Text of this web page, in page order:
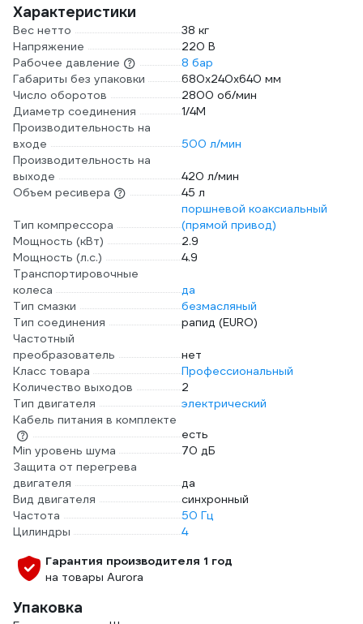
Характеристики
Вес нетто
38 кг
Напряжение
220 В
Рабочее давление
8 бар
Габариты без упаковки
680х240х640 мм
Число оборотов
2800 об/мин
Диаметр соединения
1/4М
Производительность на
входе
500 л/мин
Производительность на
выходе
420 л/мин
Объем ресивера
45 л
Тип компрессора
поршневой коаксиальный
(прямой привод)
Мощность (кВт)
2.9
Мощность (л.с.)
4.9
Транспортировочные
колеса
да
Тип смазки
безмасляный
Тип соединения
рапид (EURO)
Частотный
преобразователь
нет
Класс товара
Профессиональный
Количество выходов
2
Тип двигателя
электрический
Кабель питания в комплекте
есть
Min уровень шума
70 дБ
Защита от перегрева
двигателя
да
Вид двигателя
синхронный
Частота
50 Гц
Цилиндры
4
Гарантия производителя 1 год
на товары Aurora
Упаковка